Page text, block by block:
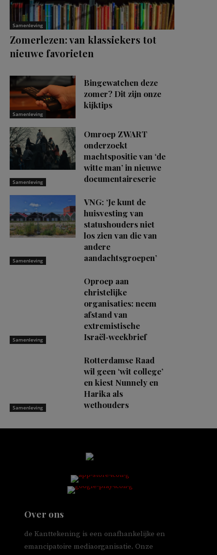
Samenleving
Zomerlezen: van klassiekers tot
nieuwe favorieten
Samenleving
Bingewatchen deze
zomer? Dit zijn onze
kijktips
Samenleving
Omroep ZWART
onderzoekt
machtspositie van ‘de
witte man’ in nieuwe
documentaireserie
Samenleving
VNG: ‘Je kunt de
huisvesting van
statushouders niet
los zien van die van
andere
aandachtsgroepen’
Samenleving
Oproep aan
christelijke
organisaties: neem
afstand van
extremistische
Israël‑weekbrief
Samenleving
Rotterdamse Raad
wil geen ‘wit college’
en kiest Nunnely en
Harika als
wethouders
Over ons
de Kanttekening is een onafhankelijke en
emancipatoire mediaorganisatie. Onze